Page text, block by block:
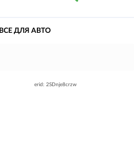
ВСЕ ДЛЯ АВТО
erid: 2SDnje8crzw